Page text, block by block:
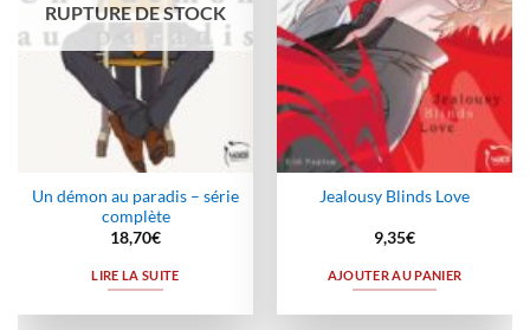
RUPTURE DE STOCK
Un démon au paradis – série
complète
18,70€
LIRE LA SUITE
Jealousy Blinds Love
9,35€
AJOUTER AU PANIER